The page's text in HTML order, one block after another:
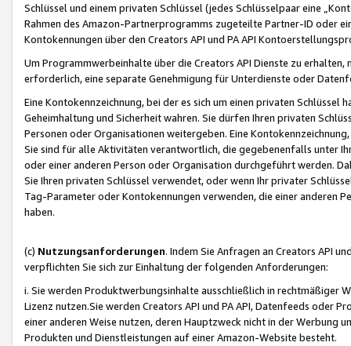
Schlüssel und einem privaten Schlüssel (jedes Schlüsselpaar eine
Rahmen des Amazon-Partnerprogramms zugeteilte Partner-ID oder
Kontokennungen über den Creators API und PA API
Um Programmwerbeinhalte über die Creators API Dienste zu
erforderlich, eine separate Genehmigung für Unterdienste oder
Eine Kontokennzeichnung, bei der es sich um einen privaten
Geheimhaltung und Sicherheit wahren. Sie dürfen Ihren privaten
Personen oder Organisationen weitergeben. Eine
Sie sind für alle Aktivitäten verantwortlich, die gegebenenfalls unter
oder einer anderen Person oder Organisation durchgeführt werden.
Sie Ihren privaten Schlüssel verwendet, oder wenn Ihr privater
Tag-Parameter oder Kontokennungen verwenden, die einer anderen
haben.
(c) Nutzungsanforderungen. Indem Sie Anfragen an Creators API
verpflichten Sie sich zur Einhaltung der folgenden Anforderungen:
i. Sie werden Produktwerbungsinhalte ausschließlich in rechtmäßiger
Lizenz nutzen.Sie werden Creators API und PA API, Datenfeeds oder
einer anderen Weise nutzen, deren Hauptzweck nicht in der Werbung
Produkten und Dienstleistungen auf einer Amazon-Website besteht.